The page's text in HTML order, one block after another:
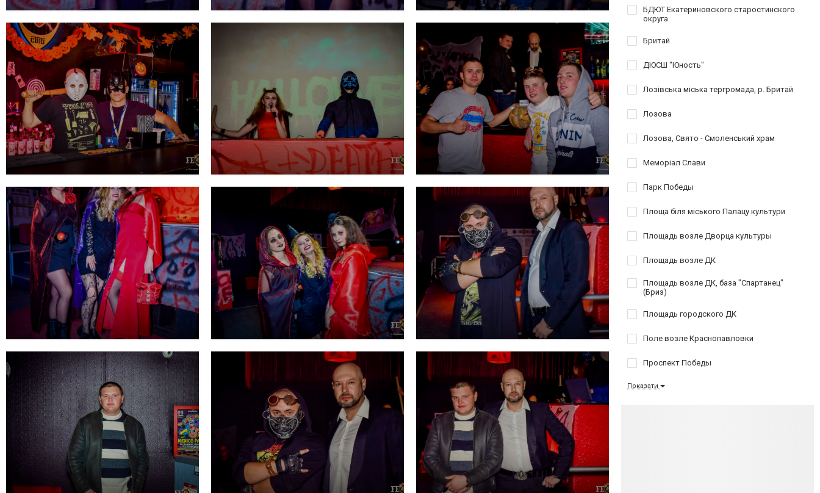
БДЮТ Екатериновского старостинского
округа
Бритай
ДЮСШ "Юность"
Лозівська міська тергромада, р. Бритай
Лозова
Лозова, Свято - Смоленський храм
Меморіал Слави
Парк Победы
Площа біля міського Палацу культури
Площадь возле Дворца культуры
Площадь возле ДК
Площадь возле ДК, база "Спартанец"
(Бриз)
Площадь городского ДК
Поле возле Краснопавловки
Проспект Победы
Показати